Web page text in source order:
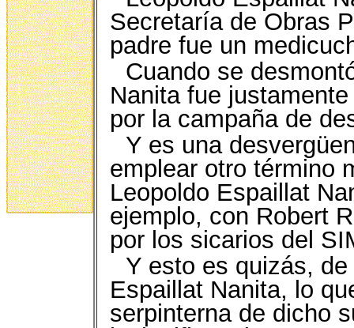
Secretaría de Obras
padre fue un
Cuando se
Nanita fue
por la campaña de
Y es una
emplear otro término
Leopoldo Espaillat
ejemplo, con Robert
por los sicarios del
Y esto es quizás,
Espaillat Nanita, lo
serpinterna de dicho